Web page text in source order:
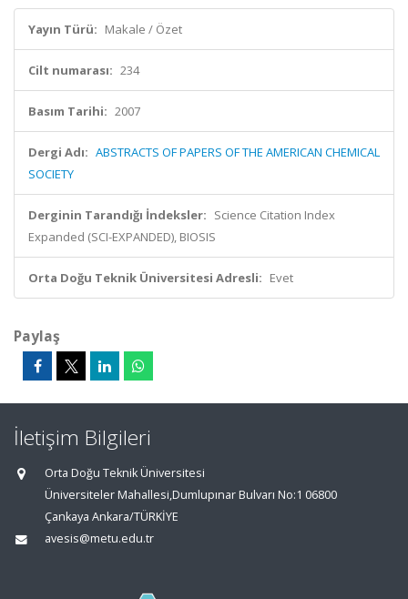
Yayın Türü: Makale / Özet
Cilt numarası: 234
Basım Tarihi: 2007
Dergi Adı: ABSTRACTS OF PAPERS OF THE AMERICAN CHEMICAL
SOCIETY
Derginin Tarandığı İndeksler: Science Citation Index
Expanded (SCI-EXPANDED), BIOSIS
Orta Doğu Teknik Üniversitesi Adresli: Evet
Paylaş
İletişim Bilgileri
Orta Doğu Teknik Üniversitesi
Üniversiteler Mahallesi,Dumlupınar Bulvarı No:1 06800
Çankaya Ankara/TÜRKİYE
avesis@metu.edu.tr